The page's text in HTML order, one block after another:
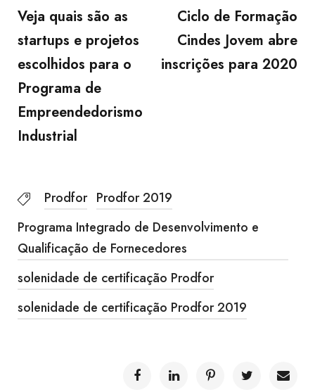
Veja quais são as
startups e projetos
escolhidos para o
Programa de
Empreendedorismo
Industrial
Ciclo de Formação
Cindes Jovem abre
inscrições para 2020
Prodfor Prodfor 2019
Programa Integrado de Desenvolvimento e
Qualificação de Fornecedores
solenidade de certificação Prodfor
solenidade de certificação Prodfor 2019